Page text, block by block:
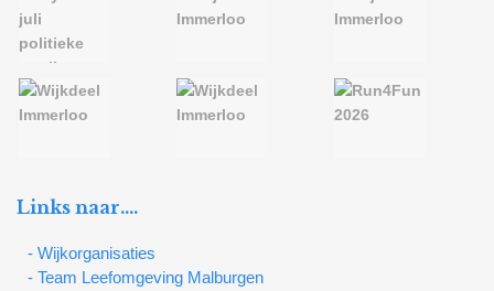
Links naar….
- Wijkorganisaties
- Team Leefomgeving Malburgen